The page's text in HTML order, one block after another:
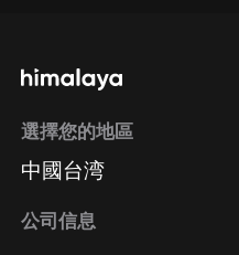
選擇您的地區
中國台湾
公司信息